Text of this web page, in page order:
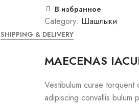
В избранное
Category: Шашлыки
SHIPPING & DELIVERY
MAECENAS
Vestibulum curae torquent
adipiscing convallis bulum